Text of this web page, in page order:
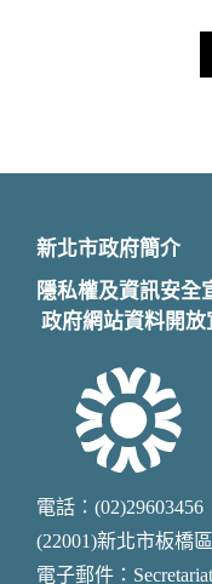
新北市政府簡介
隱私權及資訊安全
政府網站資料開放
電話：(02)29603456
(22001)新北市板橋
電子郵件：